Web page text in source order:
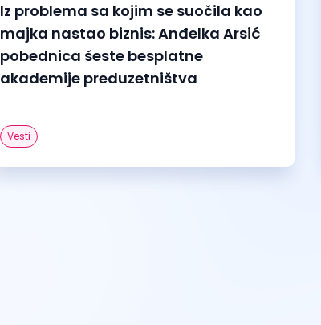
Iz problema sa kojim se suočila kao
majka nastao biznis: Anđelka Arsić
pobednica šeste besplatne
akademije preduzetništva
Vesti